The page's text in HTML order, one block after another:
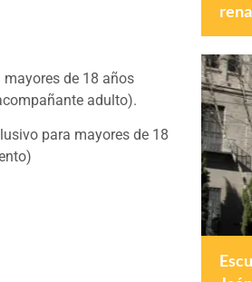
mayores de 18 años
adulto).
para mayores de 18